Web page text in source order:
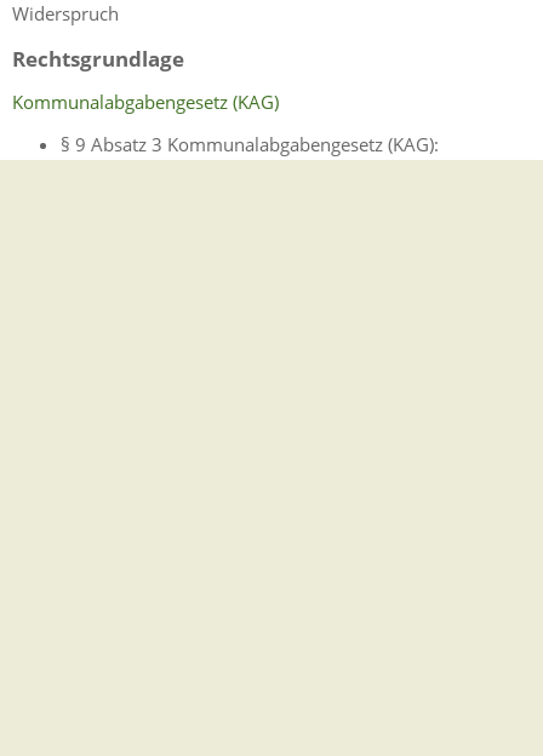
Widerspruch
Rechtsgrundlage
Kommunalabgabengesetz (KAG)
§ 9 Absatz 3 Kommunalabgabengesetz (KAG):